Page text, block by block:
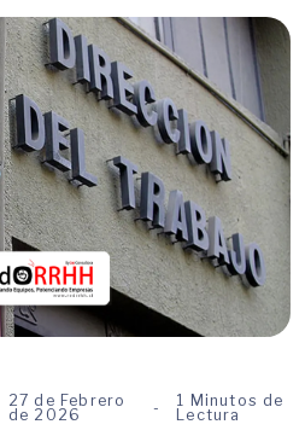
27 de Febrero
de 2026
1 Minutos de
Lectura